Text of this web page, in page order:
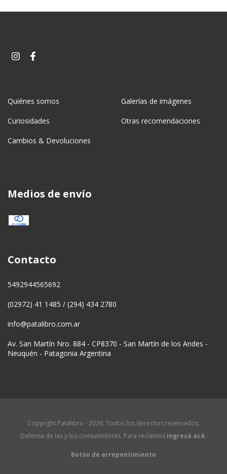
Quiénes somos Galerías de imágenes
Curiosidades Otras recomendaciones
Cambios & Devoluciones
Medios de envío
Contacto
5492944565692
(02972) 41 1485 / (294) 434 2780
info@patalibro.com.ar
Av. San Martín Nro. 884 - CP8370 - San Martín de los Andes -
Neuquén - Patagonia Argentina
Copyright Patalibro - 2026. Todos los derechos reservados.
Defensa de las y los consumidores. Para reclamos ingresá acá.
Botón de arrepentimiento